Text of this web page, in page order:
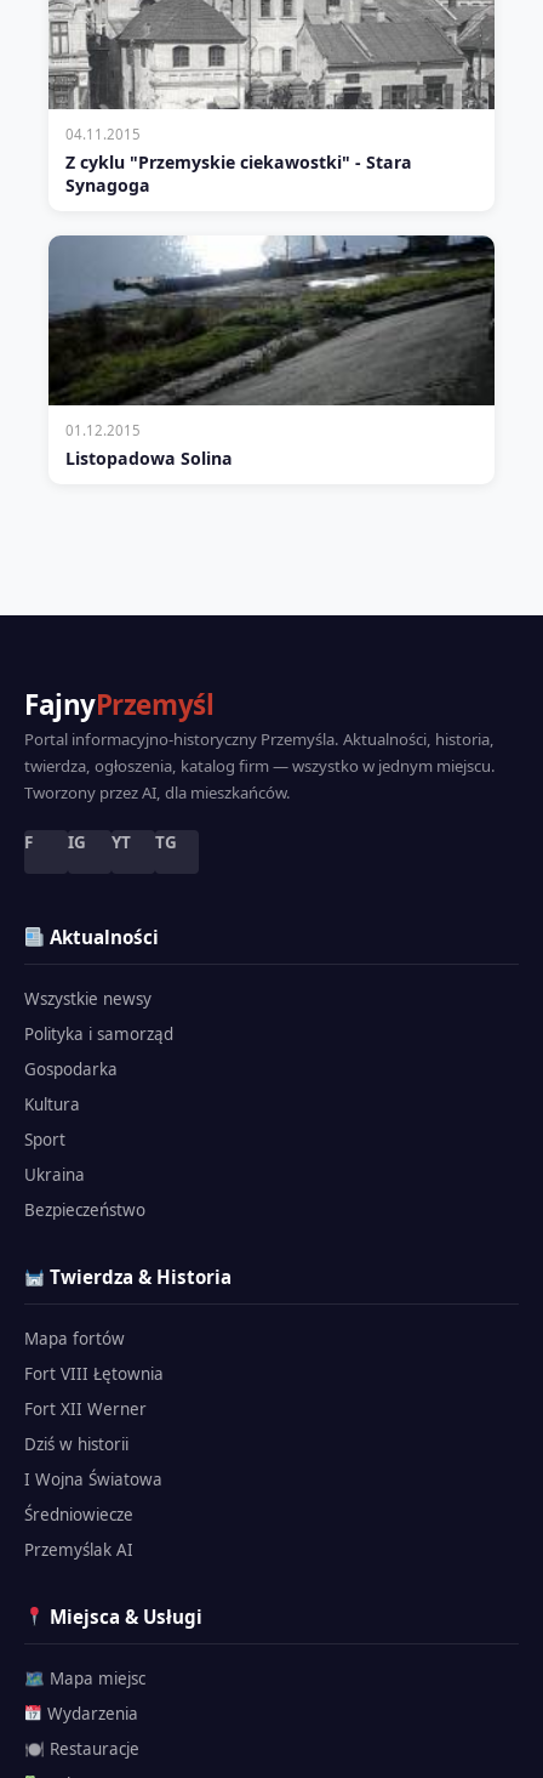
04.11.2015
Z cyklu "Przemyskie ciekawostki" - Stara
Synagoga
01.12.2015
Listopadowa Solina
FajnyPrzemyśl
Portal informacyjno-historyczny Przemyśla. Aktualności, historia,
twierdza, ogłoszenia, katalog firm — wszystko w jednym miejscu.
Tworzony przez AI, dla mieszkańców.
F IG YT TG
Aktualności
Wszystkie newsy
Polityka i samorząd
Gospodarka
Kultura
Sport
Ukraina
Bezpieczeństwo
Twierdza & Historia
Mapa fortów
Fort VIII Łętownia
Fort XII Werner
Dziś w historii
I Wojna Światowa
Średniowiecze
Przemyślak AI
Miejsca & Usługi
🗺 Mapa miejsc
Wydarzenia
🍽 Restauracje